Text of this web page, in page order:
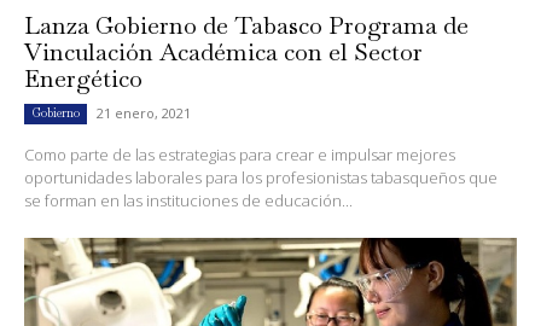
Lanza Gobierno de Tabasco Programa de
Vinculación Académica con el Sector
Energético
Gobierno 21 enero, 2021
Como parte de las estrategias para crear e impulsar mejores
oportunidades laborales para los profesionistas tabasqueños que
se forman en las instituciones de educación...